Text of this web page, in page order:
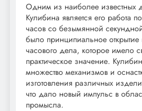
Одним из наиболее известных
Кулибина является его работа
часов со безымянной
было принципиальное
часового дела, которое имело
практическое значение.
множество механизмов и
изготовления различных
что дало новый импульс в
промысла.